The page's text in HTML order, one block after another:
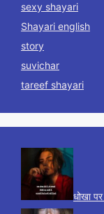
sexy shayari
Shayari english
story
suvichar
tareef shayari
धोखा